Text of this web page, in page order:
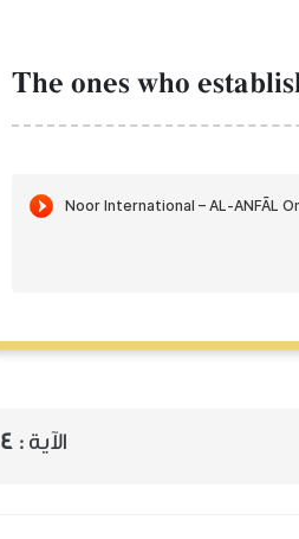
The ones who
الآية : 4